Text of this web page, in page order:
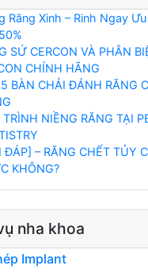
Răng Xinh – Rinh Ngay
SỨ CERCON VÀ PHÂN
CHÍNH HÃNG
BÀN CHẢI ĐÁNH RĂNG
NIỀNG RĂNG TẠI
ĐÁP] – RĂNG CHẾT TỦY
KHÔNG?
nha khoa
Implant